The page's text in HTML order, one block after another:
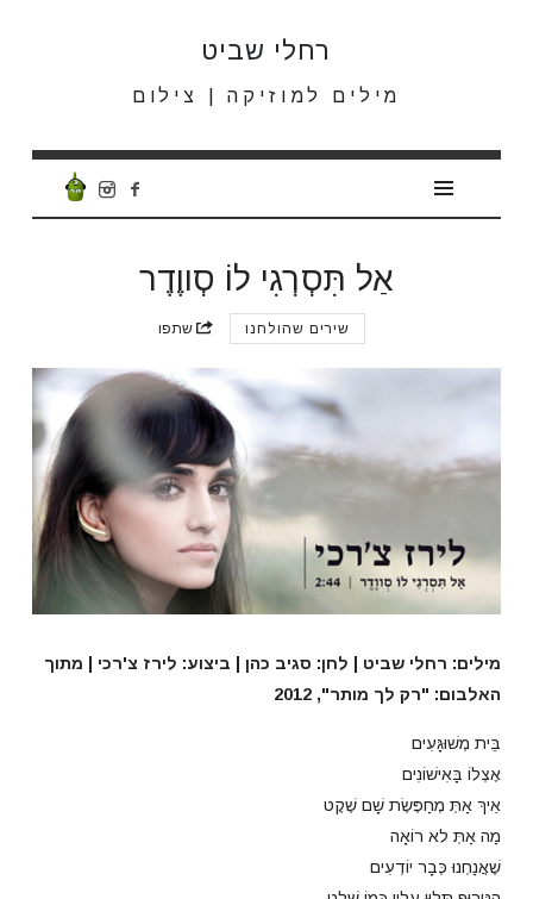
רחלי
שביט
רחלי שביט
מילים למוזיקה | צילום
אַל תִּסְרְגִי לוֹ סְווֶדֶר
שירים שהולחנו שתפו
מילים: רחלי שביט | לחן: סגיב כהן | ביצוע: לירז צ'רכי | מתוך
האלבום: "רק לך מותר", 2012
בֵּית מְשׁוּגָּעִים
אֶצְלוֹ בָּאִישׁוֹנִים
אֵיךְ אַתְּ מְחַפֶּשֶׂת שָׁם שֶׁקֶט
מַה אַתְּ לא רוֹאָה
שֶׁאֲנַחְנוּ כְּבָר יוֹדְעִים